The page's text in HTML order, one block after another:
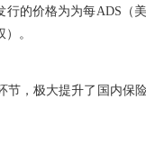
的价格为为每ADS（
。
，极大提升了国内保